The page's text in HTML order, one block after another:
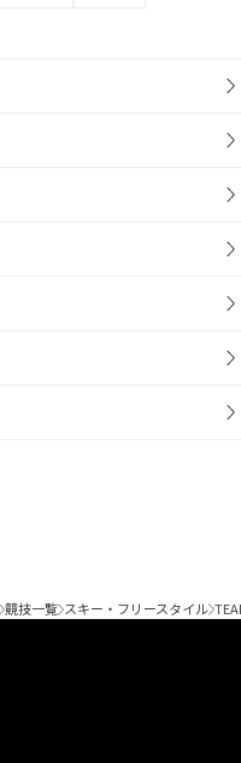
競技一覧 スキー・フリースタイル